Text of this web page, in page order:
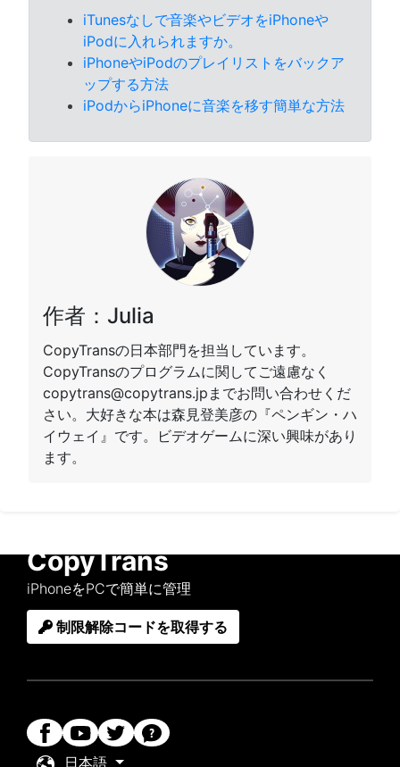
iTunesなしで音楽やビデオをiPhoneや
iPodに入れられますか。
iPhoneやiPodのプレイリストをバックア
ップする方法
iPodからiPhoneに音楽を移す簡単な方法
作者：Julia
CopyTransの日本部門を担当しています。
CopyTransのプログラムに関してご遠慮なく
copytrans@copytrans.jpまでお問い合わせくだ
さい。大好きな本は森見登美彦の『ペンギン・ハ
イウェイ』です。ビデオゲームに深い興味があり
ます。
CopyTrans
iPhoneをPCで簡単に管理
制限解除コードを取得する
日本語